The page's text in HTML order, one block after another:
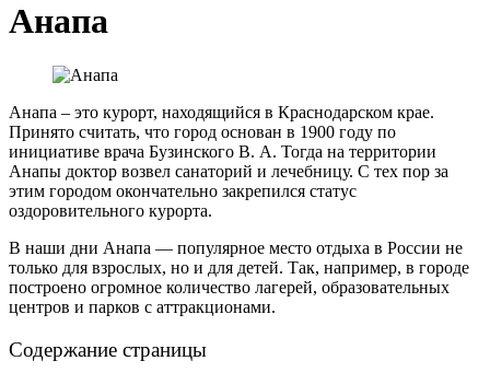
Анапа
Анапа – это курорт, находящийся в Краснодарском крае.
Принято считать, что город основан в 1900 году по
инициативе врача Бузинского В. А. Тогда на территории
Анапы доктор возвел санаторий и лечебницу. С тех пор за
этим городом окончательно закрепился статус
оздоровительного курорта.
В наши дни Анапа — популярное место отдыха в России не
только для взрослых, но и для детей. Так, например, в городе
построено огромное количество лагерей, образовательных
центров и парков с аттракционами.
Содержание страницы